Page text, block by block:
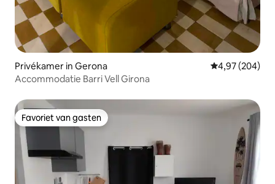
Privékamer in Gerona Gemiddelde
4,97 (204)
Accommodatie Barri Vell Girona
Favoriet van gasten
Favoriet van gasten